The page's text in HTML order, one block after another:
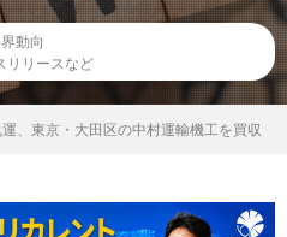
動向
リリースなど
運、東京・大田区の中村運輸機工を買収